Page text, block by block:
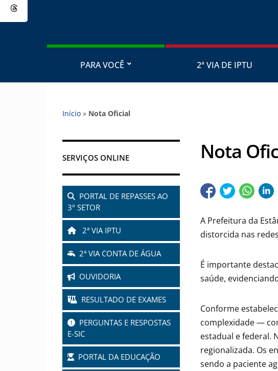
PARA VOCÊ 2ª VIA DE IPTU
Início » Nota Oficial
SERVIÇOS ONLINE
PORTAL DE REPASSES AO
3º SETOR
2ª VIA IPTU
2ª VIA CONTA DE ÁGUA
OUVIDORIA
RESULTADO DE EXAMES
PERGUNTAS E RESPOSTAS
E-SIC
PORTAL DA EDUCAÇÃO
Nota
A Prefeitura da
distorcida nas
É importante
saúde,
Conforme
complexidade —
estadual e federal.
regionalizada. Os
sendo a paciente